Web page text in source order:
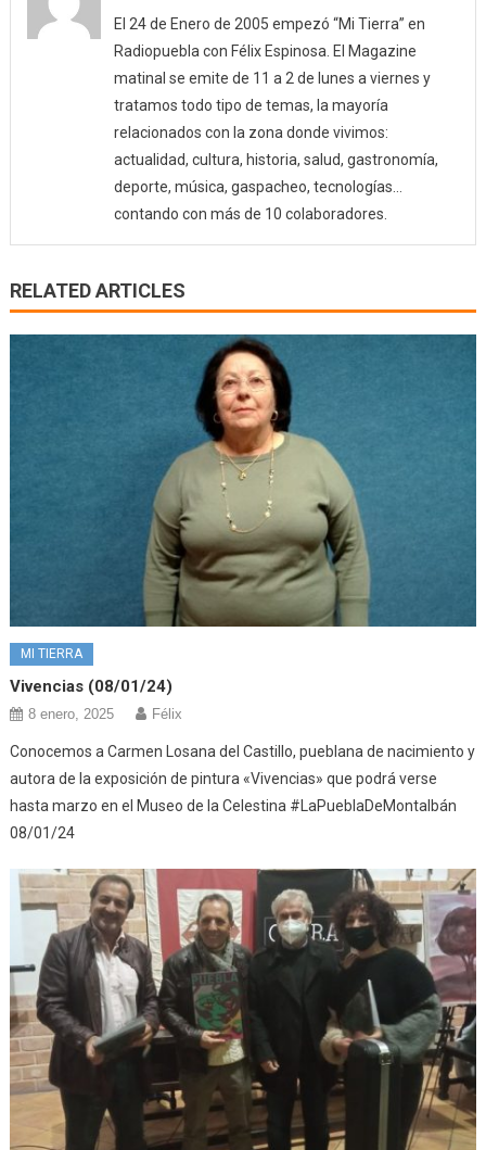
El 24 de Enero de 2005 empezó “Mi Tierra” en
Radiopuebla con Félix Espinosa. El Magazine
matinal se emite de 11 a 2 de lunes a viernes y
tratamos todo tipo de temas, la mayoría
relacionados con la zona donde vivimos:
actualidad, cultura, historia, salud, gastronomía,
deporte, música, gaspacheo, tecnologías…
contando con más de 10 colaboradores.
RELATED ARTICLES
MI TIERRA
Vivencias (08/01/24)
8 enero, 2025 Félix
Conocemos a Carmen Losana del Castillo, pueblana de nacimiento y
autora de la exposición de pintura «Vivencias» que podrá verse
hasta marzo en el Museo de la Celestina #LaPueblaDeMontalbán
08/01/24